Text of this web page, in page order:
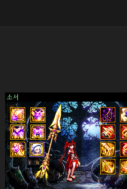
소서
>